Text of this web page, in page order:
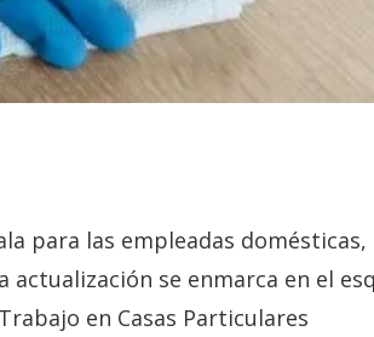
para las empleadas
se enmarca en el
en Casas Particulares